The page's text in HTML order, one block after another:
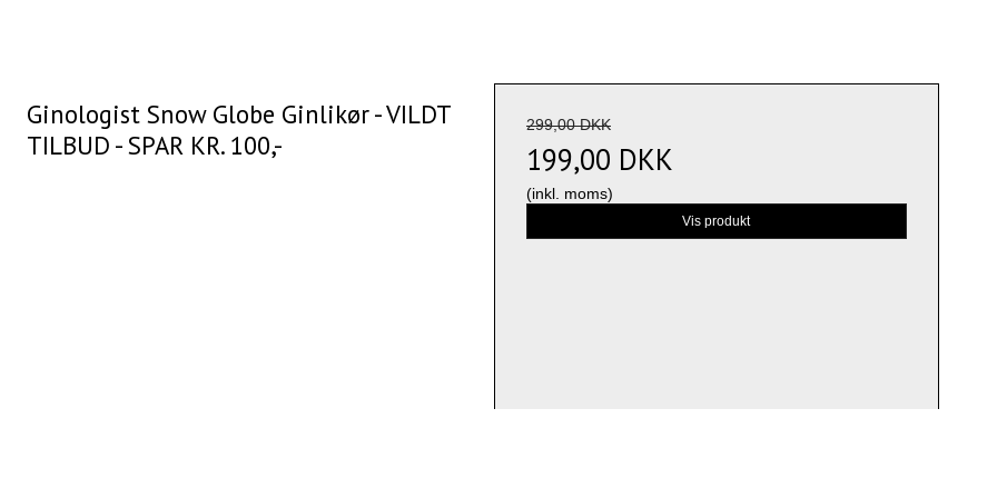
Ginologist Snow Globe Ginlikør - VILDT
TILBUD - SPAR KR. 100,-
299,00 DKK
199,00 DKK
(inkl. moms)
Vis produkt